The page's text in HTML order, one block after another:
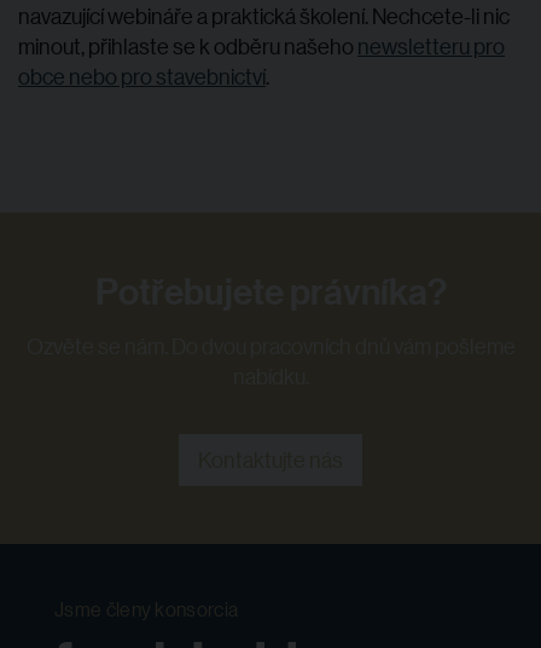
navazující webináře a praktická školení. Nechcete-li nic
minout, přihlaste se k odběru našeho newsletteru pro
obce nebo pro stavebnictví.
Jsme členy konsorcia